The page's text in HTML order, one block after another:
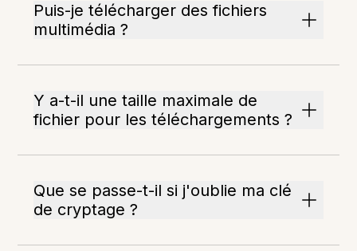
Puis-je télécharger des fichiers
multimédia ?
Y a-t-il une taille maximale de
fichier pour les téléchargements ?
Que se passe-t-il si j'oublie ma clé
de cryptage ?